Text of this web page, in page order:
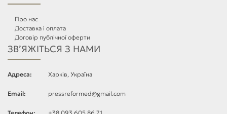
Про нас
Доставка і оплата
Договір публічної оферти
ЗВ’ЯЖІТЬСЯ З НАМИ
Адреса: Харків, Україна
Email: pressreformed@gmail.com